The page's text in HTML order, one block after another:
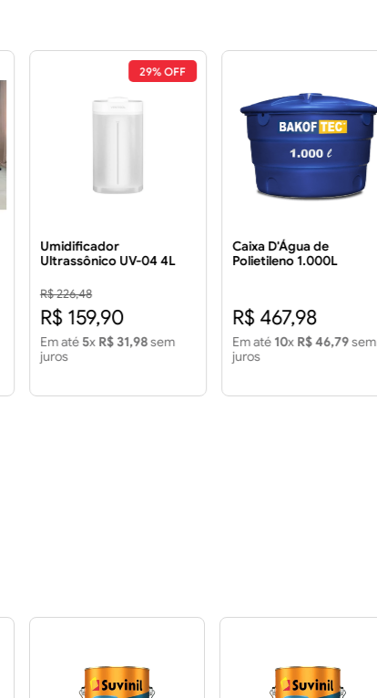
29% OFF
Umidificador
Ultrassônico UV-04 4L
R$ 226,48
R$ 159,90
Em até 5x R$ 31,98sem
juros
Caixa D'Água de
Polietileno 1.000L
R$ 467,98
Em até 10x R$ 46,79sem
juros